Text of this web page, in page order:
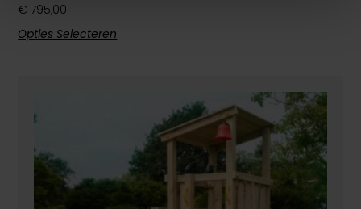
€ 795,00
Opties Selecteren